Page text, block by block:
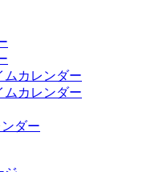
ムカレンダー
ムカレンダー
ダー